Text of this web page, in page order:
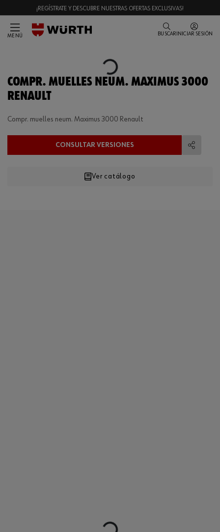
¡REGÍSTRATE Y DESCUBRE NUESTRAS OFERTAS EXCLUSIVAS!
MENÚ BUSCAR INICIAR SESIÓN
Loading...
COMPR. MUELLES NEUM. MAXIMUS 3000
RENAULT
Compr. muelles neum. Maximus 3000 Renault
CONSULTAR VERSIONES
Ver catálogo